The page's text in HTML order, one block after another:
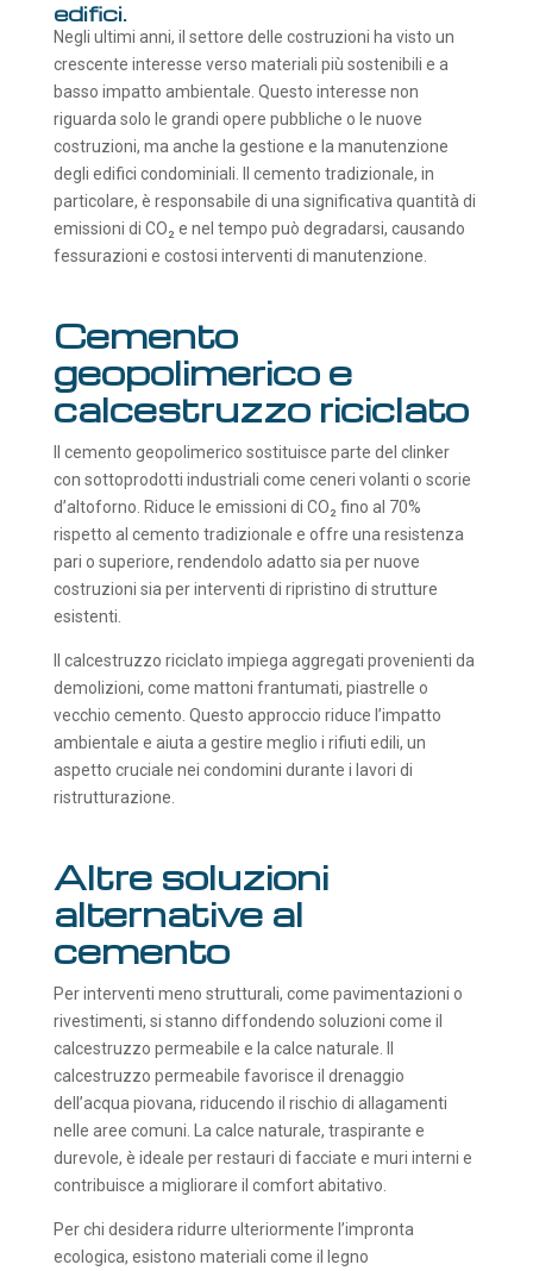
edifici.
Negli ultimi anni, il settore delle costruzioni ha visto un
crescente interesse verso materiali più sostenibili e a
basso impatto ambientale. Questo interesse non
riguarda solo le grandi opere pubbliche o le nuove
costruzioni, ma anche la gestione e la manutenzione
degli edifici condominiali. Il cemento tradizionale, in
particolare, è responsabile di una significativa quantità di
emissioni di CO₂ e nel tempo può degradarsi, causando
fessurazioni e costosi interventi di manutenzione.
Cemento
geopolimerico e
calcestruzzo riciclato
Il cemento geopolimerico sostituisce parte del clinker
con sottoprodotti industriali come ceneri volanti o scorie
d’altoforno. Riduce le emissioni di CO₂ fino al 70%
rispetto al cemento tradizionale e offre una resistenza
pari o superiore, rendendolo adatto sia per nuove
costruzioni sia per interventi di ripristino di strutture
esistenti.
Il calcestruzzo riciclato impiega aggregati provenienti da
demolizioni, come mattoni frantumati, piastrelle o
vecchio cemento. Questo approccio riduce l’impatto
ambientale e aiuta a gestire meglio i rifiuti edili, un
aspetto cruciale nei condomini durante i lavori di
ristrutturazione.
Altre soluzioni
alternative al
cemento
Per interventi meno strutturali, come pavimentazioni o
rivestimenti, si stanno diffondendo soluzioni come il
calcestruzzo permeabile e la calce naturale. Il
calcestruzzo permeabile favorisce il drenaggio
dell’acqua piovana, riducendo il rischio di allagamenti
nelle aree comuni. La calce naturale, traspirante e
durevole, è ideale per restauri di facciate e muri interni e
contribuisce a migliorare il comfort abitativo.
Per chi desidera ridurre ulteriormente l’impronta
ecologica, esistono materiali come il legno